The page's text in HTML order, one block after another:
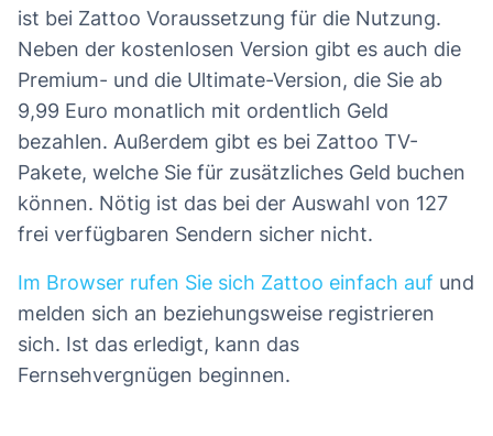
ist bei Zattoo Voraussetzung für die Nutzung.
Neben der kostenlosen Version gibt es auch die
Premium- und die Ultimate-Version, die Sie ab
9,99 Euro monatlich mit ordentlich Geld
bezahlen. Außerdem gibt es bei Zattoo TV-
Pakete, welche Sie für zusätzliches Geld buchen
können. Nötig ist das bei der Auswahl von 127
frei verfügbaren Sendern sicher nicht.
Im Browser rufen Sie sich Zattoo einfach auf und
melden sich an beziehungsweise registrieren
sich. Ist das erledigt, kann das
Fernsehvergnügen beginnen.